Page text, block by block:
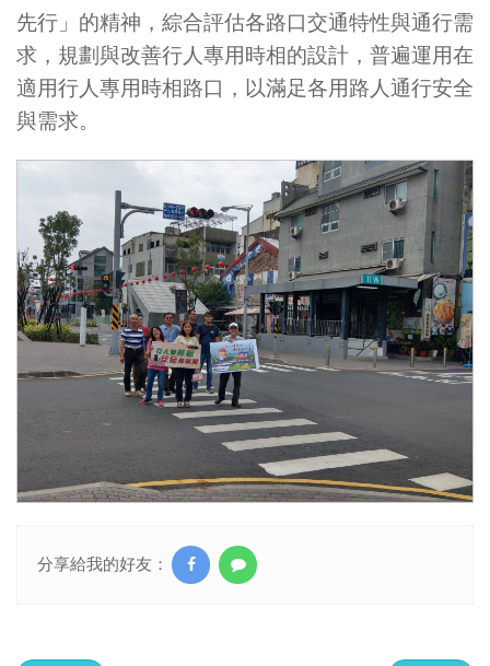
先行」的精神，綜合評估各路口交通特性與通行需
求，規劃與改善行人專用時相的設計，普遍運用在
適用行人專用時相路口，以滿足各用路人通行安全
與需求。
分享給我的好友：